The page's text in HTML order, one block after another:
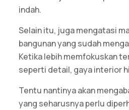
indah.
Selain itu, juga mengatasi
bangunan yang sudah
Ketika lebih memfokuskan
seperti detail, gaya interior
Tentu nantinya akan
yang seharusnya perlu